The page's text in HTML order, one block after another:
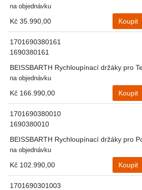
na objednávku
Kč 35.990,00 Koupit
1701690380161
1690380161
BEISSBARTH Rychloupínací držáky pro
na objednávku
Kč 166.990,00 Koupit
1701690380010
1690380010
BEISSBARTH Rychloupínací držáky pro
na objednávku
Kč 102.990,00 Koupit
1701690301003